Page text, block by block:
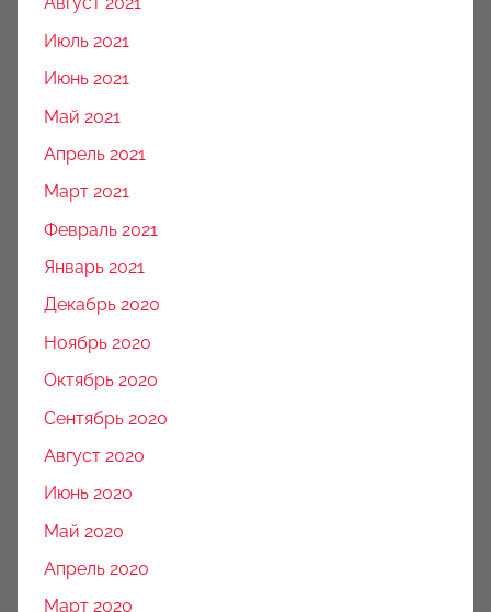
Июль 2021
Июнь 2021
Май 2021
Апрель 2021
Март 2021
Февраль 2021
Январь 2021
Декабрь 2020
Ноябрь 2020
Октябрь 2020
Сентябрь 2020
Август 2020
Июнь 2020
Май 2020
Апрель 2020
Март 2020